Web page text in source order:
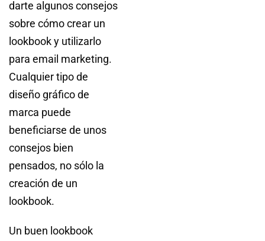
darte algunos consejos
sobre cómo crear un
lookbook y utilizarlo
para email marketing.
Cualquier tipo de
diseño gráfico de
marca puede
beneficiarse de unos
consejos bien
pensados, no sólo la
creación de un
lookbook.
Un buen lookbook